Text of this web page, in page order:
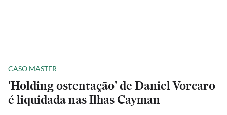
CASO MASTER
'Holding ostentação' de Daniel Vorcaro
é liquidada nas Ilhas Cayman